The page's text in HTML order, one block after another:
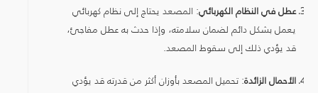
عطل في النظام الكهربائي: المصعد يحتاج إلى نظام كهربائي
يعمل بشكل دائم لضمان سلامته، وإذا حدث به عطل مفاجئ،
قد يؤدي ذلك إلى سقوط المصعد.
الأحمال الزائدة: تحميل المصعد بأوزان أكثر من قدرته قد يؤدي